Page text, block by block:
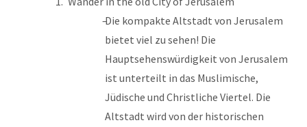
Die kompakte Altstadt von Jerusalem
bietet viel zu sehen! Die
Hauptsehenswürdigkeit von Jerusalem
ist unterteilt in das Muslimische,
Jüdische und Christliche Viertel. Die
Altstadt wird von der historischen